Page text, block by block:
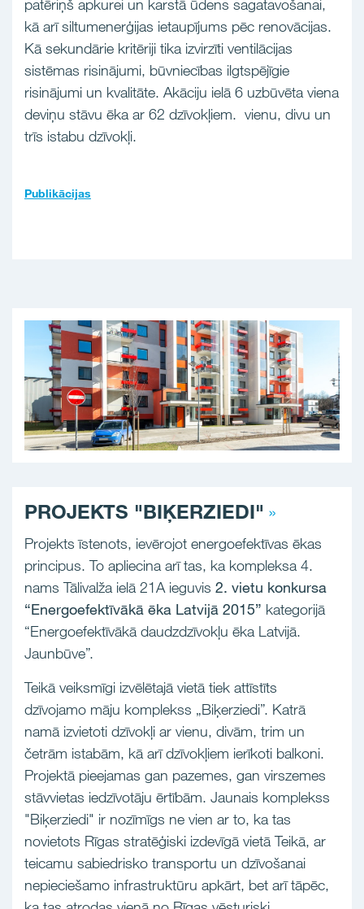
patēriņš apkurei un karstā ūdens sagatavošanai,
kā arī siltumenerģijas ietaupījums pēc renovācijas.
Kā sekundārie kritēriji tika izvirzīti ventilācijas
sistēmas risinājumi, būvniecības ilgtspējīgie
risinājumi un kvalitāte. Akāciju ielā 6 uzbūvēta viena
deviņu stāvu ēka ar 62 dzīvokļiem. vienu, divu un
trīs istabu dzīvokļi.
Publikācijas
PROJEKTS "BIĶERZIEDI"
Projekts īstenots, ievērojot energoefektīvas ēkas
principus. To apliecina arī tas, ka kompleksa 4.
nams Tālivalža ielā 21A ieguvis 2. vietu konkursa
“Energoefektīvākā ēka Latvijā 2015” kategorijā
“Energoefektīvākā daudzdzīvokļu ēka Latvijā.
Jaunbūve”.
Teikā veiksmīgi izvēlētajā vietā tiek attīstīts
dzīvojamo māju komplekss „Biķerziedi”. Katrā
namā izvietoti dzīvokļi ar vienu, divām, trim un
četrām istabām, kā arī dzīvokļiem ierīkoti balkoni.
Projektā pieejamas gan pazemes, gan virszemes
stāvvietas iedzīvotāju ērtībām. Jaunais komplekss
"Biķerziedi" ir nozīmīgs ne vien ar to, ka tas
novietots Rīgas stratēģiski izdevīgā vietā Teikā, ar
teicamu sabiedrisko transportu un dzīvošanai
nepieciešamo infrastruktūru apkārt, bet arī tāpēc,